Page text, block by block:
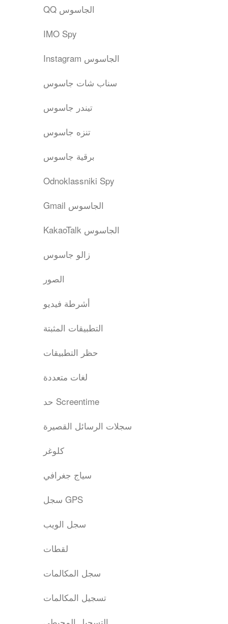
QQ الجاسوس
IMO Spy
Instagram الجاسوس
سناب شات جاسوس
تيندر جاسوس
تنزه جاسوس
برقية جاسوس
Odnoklassniki Spy
Gmail الجاسوس
KakaoTalk الجاسوس
زالو جاسوس
الصور
أشرطة فيديو
التطبيقات المثبتة
حظر التطبيقات
لغات متعددة
حد Screentime
سجلات الرسائل القصيرة
كلوغر
سياج جغرافي
سجل GPS
سجل الويب
لقطات
سجل المكالمات
تسجيل المكالمات